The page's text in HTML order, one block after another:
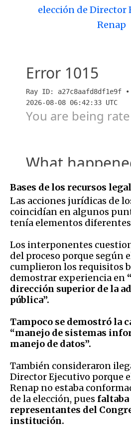
elección de Director
Renap
Bases de los recursos
Las acciones jurídicas de
coincidían en algunos
tenía elementos
Los interponentes
del proceso porque según
cumplieron los requisitos
demostrar experiencia en
dirección superior de la
pública”.
Tampoco se demostró la
“manejo de sistemas
manejo de datos”.
También consideraron
Director Ejecutivo porque
Renap no estaba
de la elección, pues
representantes del
institución.